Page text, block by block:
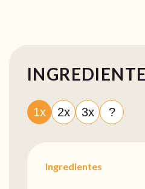
1x 2x 3x ?
Ingredientes